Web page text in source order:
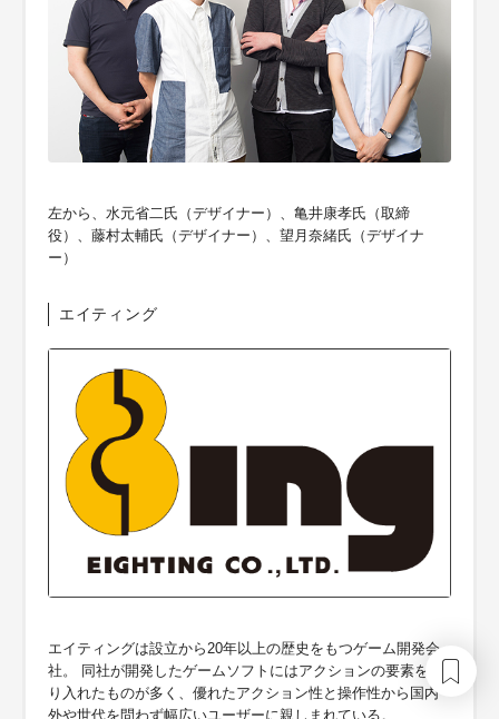
左から、水元省二氏（デザイナー）、亀井康孝氏（取締
役）、藤村太輔氏（デザイナー）、望月奈緒氏（デザイナ
ー）
エイティング
エイティングは設立から20年以上の歴史をもつゲーム開発会
社。 同社が開発したゲームソフトにはアクションの要素を取
り入れたものが多く、優れたアクション性と操作性から国内
外や世代を問わず幅広いユーザーに親しまれている。